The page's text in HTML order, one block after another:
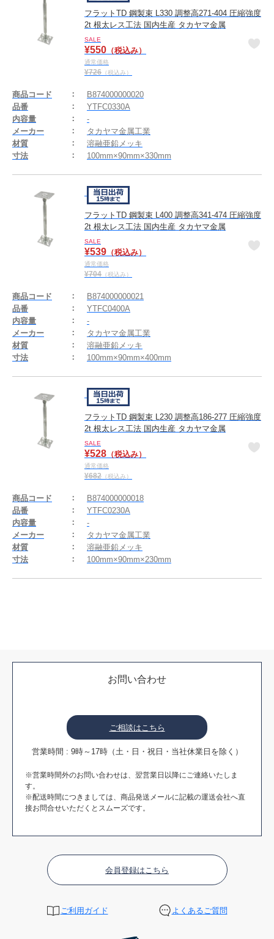
フラットTD 鋼製束 L330 調整高271-404 圧縮強度
2t 根太レス工法 国内生産 タカヤマ金属
SALE
¥550 （税込み）
通常価格
¥726 （税込み）
商品コード
B874000000020
品番
YTFC0330A
内容量
-
メーカー
タカヤマ金属工業
材質
溶融亜鉛メッキ
寸法
100mm×90mm×330mm
フラットTD 鋼製束 L400 調整高341-474 圧縮強度
2t 根太レス工法 国内生産 タカヤマ金属
SALE
¥539 （税込み）
通常価格
¥704 （税込み）
商品コード
B874000000021
品番
YTFC0400A
内容量
-
メーカー
タカヤマ金属工業
材質
溶融亜鉛メッキ
寸法
100mm×90mm×400mm
フラットTD 鋼製束 L230 調整高186-277 圧縮強度
2t 根太レス工法 国内生産 タカヤマ金属
SALE
¥528 （税込み）
通常価格
¥682 （税込み）
商品コード
B874000000018
品番
YTFC0230A
内容量
-
メーカー
タカヤマ金属工業
材質
溶融亜鉛メッキ
寸法
100mm×90mm×230mm
お問い合わせ
ご相談はこちら
営業時間 : 9時～17時（土・日・祝日・当社休業日を除く）
※営業時間外のお問い合わせは、翌営業日以降にご連絡いたしま
す。
※配送時間につきましては、商品発送メールに記載の運送会社へ直
接お問合せいただくとスムーズです。
会員登録はこちら
ご利用ガイド よくあるご質問